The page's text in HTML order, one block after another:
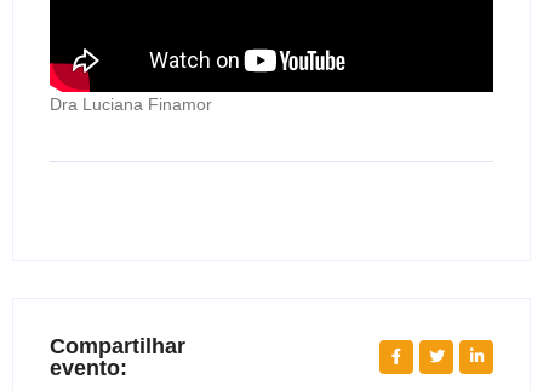
Dra Luciana Finamor
Compartilhar
evento: